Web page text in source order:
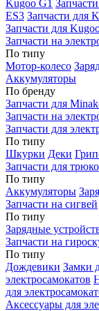
Kugoo G1
ES3 Запчасти для
Запчасти для
Запчасти на
По типу
Мотор-колесо
Аккумуляторы
По бренду
Запчасти для
Запчасти на
Запчасти для
По типу
Шкурки Деки
Запчасти для
По типу
Аккумуляторы
Запчасти на сигвей
По типу
Зарядные
Запчасти на
По типу
Дождевики Замки
электросамокатов
для
Аксессуары для